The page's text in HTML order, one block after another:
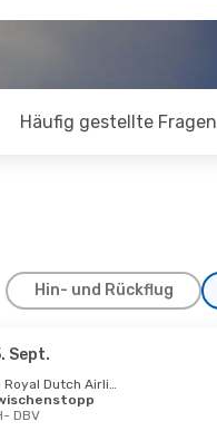
Häufig gestellte Fragen
Hin- und Rückflug
Sept.
Klm Royal Dutch Airlines
- DBV